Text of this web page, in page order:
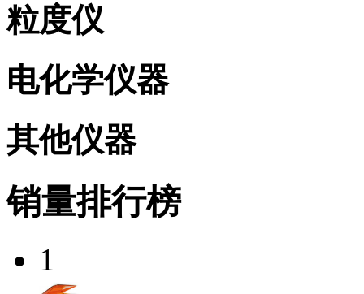
粒度仪
电化学仪器
其他仪器
销量排行榜
1